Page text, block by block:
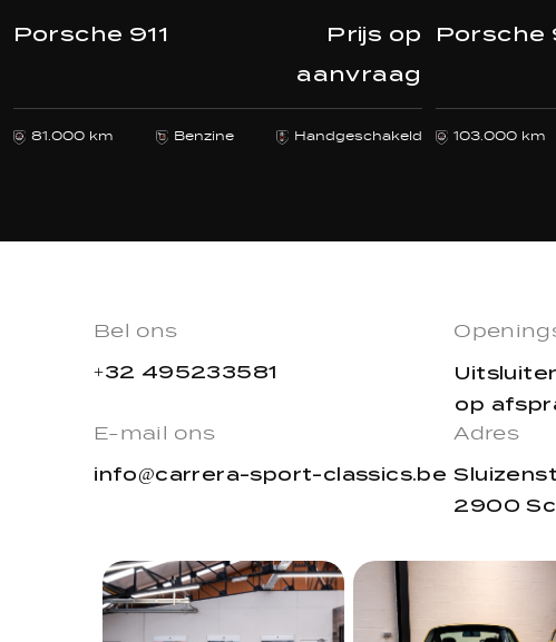
Porsche 911
Prijs op
aanvraag
81.000 km Benzine Handgeschakeld
Porsche
103.000 km
Bel ons
+32 495233581
op
E-mail ons
info@carrera-sport-classics.be
Adres
2900